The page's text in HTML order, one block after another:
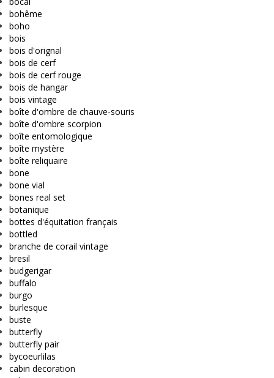
bohême
boho
bois
bois d'orignal
bois de cerf
bois de cerf rouge
bois de hangar
bois vintage
boîte d'ombre de chauve-souris
boîte d'ombre scorpion
boîte entomologique
boîte mystère
boîte reliquaire
bone
bone vial
bones real set
botanique
bottes d'équitation français
bottled
branche de corail vintage
bresil
budgerigar
buffalo
burgo
burlesque
buste
butterfly
butterfly pair
bycoeurlilas
cabin decoration